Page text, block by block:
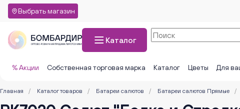
Выбрать магазин
Каталог
% Акции Собственная торговая марка Каталог Цветы Для
Главная / Каталог товаров / Батареи салютов / Батареи салютов Прямые /